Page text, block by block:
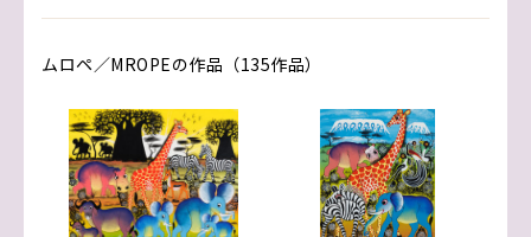
ムロペ／MROPEの作品（135作品）